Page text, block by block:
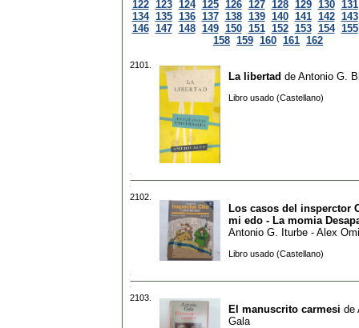
122 123 124 125 126 127 128 129 130 131
134 135 136 137 138 139 140 141 142 143
146 147 148 149 150 151 152 153 154 155
158 159 160 161 162
2101.
La libertad de Antonio G.
Libro usado (Castellano)
2102.
Los casos del insperctor
mi edo - La momia
Antonio G. Iturbe - Alex
Libro usado (Castellano)
2103.
El manuscrito carmesi de
Gala